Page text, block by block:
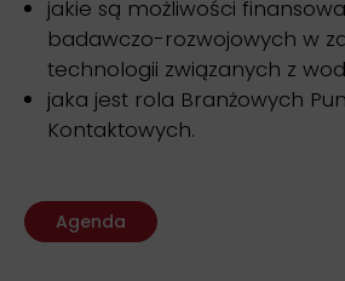
jakie są możliwości
badawczo-rozwojowych w
technologii związanych z
jaka jest rola Branżowych
Kontaktowych.
Agenda